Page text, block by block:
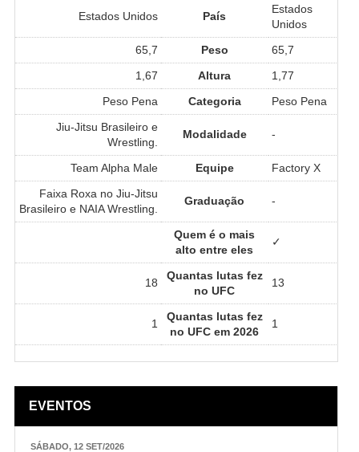
Estados Unidos País
Estados
Unidos
65,7
Peso
65,7
1,67
Altura
1,77
Peso Pena
Categoria
Peso Pena
Jiu-Jitsu Brasileiro e
Wrestling.
Modalidade -
Team Alpha Male Equipe
Factory X
Faixa Roxa no Jiu-Jitsu
Brasileiro e NAIA Wrestling.
Graduação -
Quem é o mais
alto entre eles
✓
18
Quantas lutas fez
no UFC
13
1
Quantas lutas fez
no UFC em 2026
1
EVENTOS
SÁBADO, 12 SET/2026